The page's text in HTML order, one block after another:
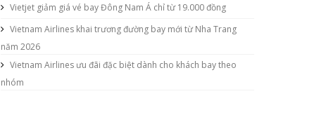
Vietjet giảm giá vé bay Đông Nam Á chỉ từ 19.000 đồng
Vietnam Airlines khai trương đường bay mới từ Nha Trang
năm 2026
Vietnam Airlines ưu đãi đặc biệt dành cho khách bay theo
nhóm